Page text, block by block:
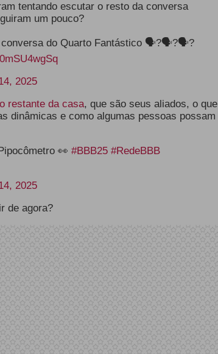
tentando escutar o resto da conversa
um pouco?
conversa do Quarto Fantástico 🗣?🗣?🗣?
2025
restante da casa, que são seus aliados, o que
dinâmicas e como algumas pessoas possam
👀 #BBB25 #RedeBBB
2025
de agora?